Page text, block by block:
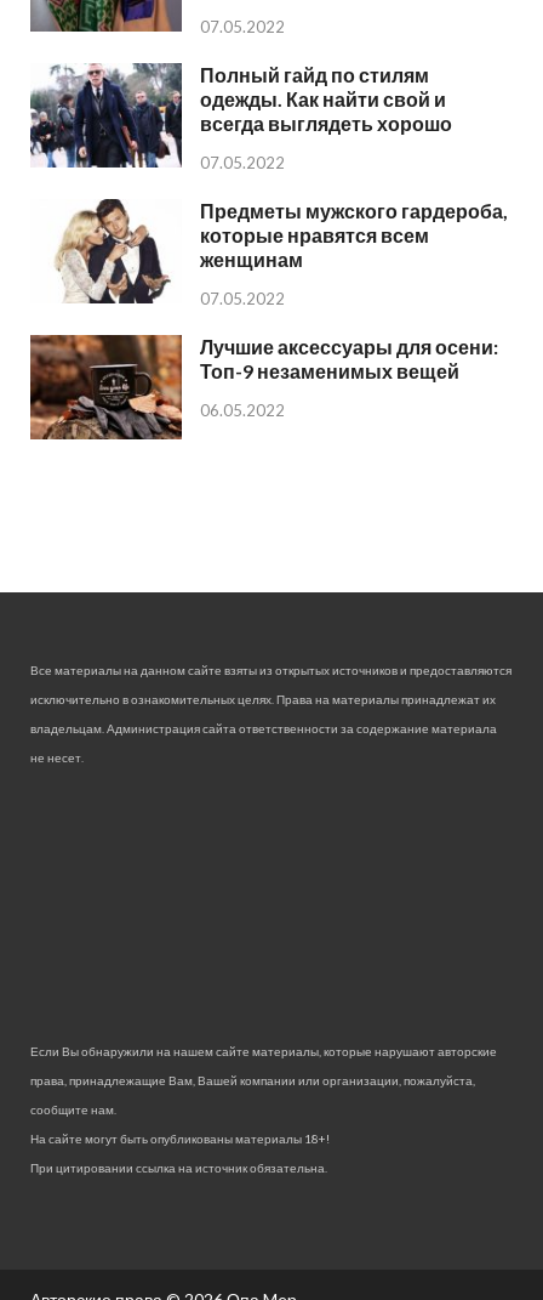
07.05.2022
Полный гайд по стилям
одежды. Как найти свой и
всегда выглядеть хорошо
07.05.2022
Предметы мужского гардероба,
которые нравятся всем
женщинам
07.05.2022
Лучшие аксессуары для осени:
Топ-9 незаменимых вещей
06.05.2022
Все материалы на данном сайте взяты из открытых источников и предоставляются
исключительно в ознакомительных целях. Права на материалы принадлежат их
владельцам. Администрация сайта ответственности за содержание материала
не несет.
Если Вы обнаружили на нашем сайте материалы, которые нарушают авторские
права, принадлежащие Вам, Вашей компании или организации, пожалуйста,
сообщите нам.
На сайте могут быть опубликованы материалы 18+!
При цитировании ссылка на источник обязательна.